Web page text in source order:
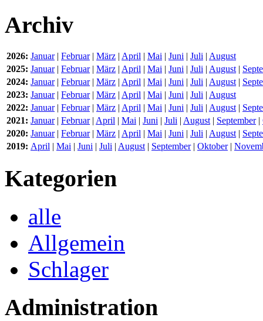
Archiv
2026: Januar| Februar| März | April | Mai | Juni | Juli | August
2025: Januar| Februar| März | April | Mai | Juni | Juli | August|
2024: Januar| Februar| März | April | Mai | Juni | Juli | August|
2023: Januar| Februar| März | April | Mai | Juni | Juli | August
2022: Januar| Februar| März | April | Mai | Juni | Juli | August|
2021: Januar| Februar| April | Mai | Juni | Juli | August| September|
2020: Januar| Februar| März | April | Mai | Juni | Juli | August|
2019: April | Mai | Juni | Juli | August| September| Oktober|
Kategorien
alle
Allgemein
Schlager
Administration